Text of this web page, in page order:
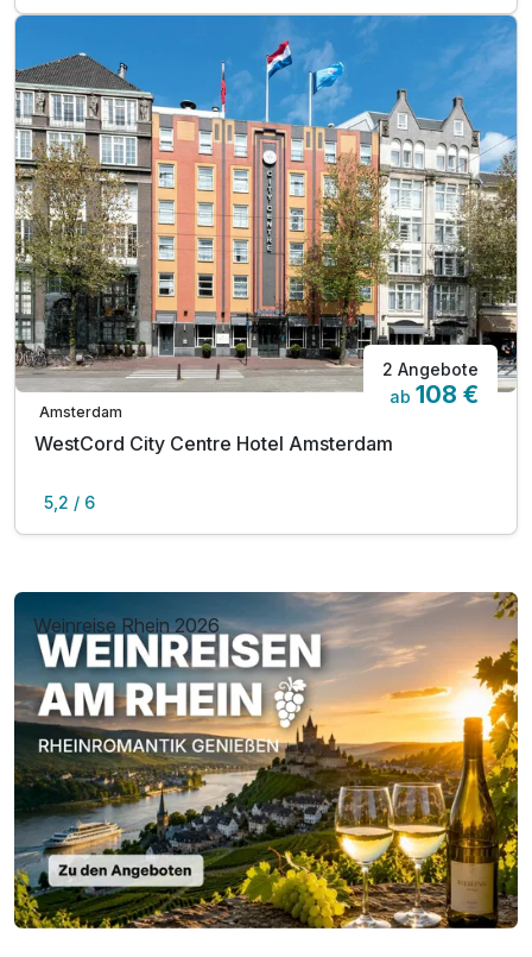
Amsterdam
2 Angebote
ab 108 €
WestCord City Centre Hotel Amsterdam
5,2 / 6
Weinreise Rhein 2026